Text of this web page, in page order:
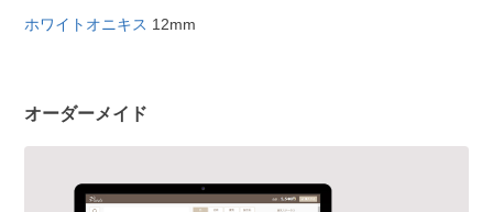
ホワイトオニキス 12mm
オーダーメイド